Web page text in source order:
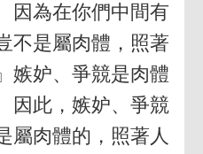
因為在你們中間有
不是屬肉體，照著
嫉妒、爭競是肉體
因此，嫉妒、爭競
屬肉體的，照著人